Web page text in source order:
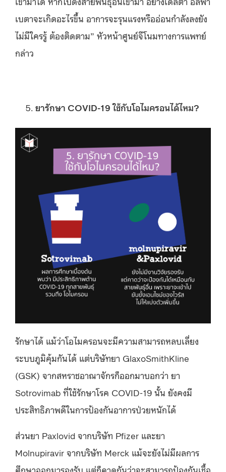
เบตาจะเกิดอะไรขึ้น อาการจะรุนแรงหรืออ่อนกำลังลงยัง
ไม่มีใครรู้ ต้องติดตาม” หัวหน้าศูนย์จีโนมทางการแพทย์
กล่าว
ยารักษา COVID-19 ใช้กับโอไมครอนได้ไหม?
รักษาได้ แม้ว่าโอไมครอนจะมีความสามารถหลบเลี่ยง
ระบบภูมิคุ้มกันได้ แต่บริษัทยา GlaxoSmithKline
(GSK) จากสหราชอาณาจักรก็ออกมาบอกว่า ยา
Sotrovimab ที่ใช้รักษาโรค COVID-19 นั้น ยังคงมี
ประสิทธิภาพดีในการป้องกันอาการป่วยหนักได้
ส่วนยา Paxlovid จากบริษัท Pfizer และยา
Molnupiravir จากบริษัท Merck แม้จะยังไม่มีผลการ